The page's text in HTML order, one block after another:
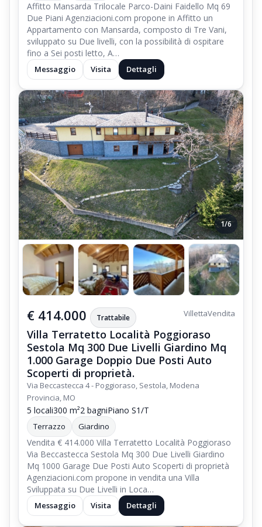
Affitto Mansarda Trilocale Parco-Daini Faidello Mq 69
Due Piani Agenziacioni.com propone in Affitto un
Appartamento con Mansarda, composto di Tre Vani,
sviluppato su Due livelli, con la possibilità di ospitare
fino a Sei posti letto, A…
Messaggio Visita Dettagli
1/6
€ 414.000 Trattabile VillettaVendita
Villa Terratetto Località Poggioraso
Sestola Mq 300 Due Livelli Giardino Mq
1.000 Garage Doppio Due Posti Auto
Scoperti di proprietà.
Via Beccastecca 4 - Poggioraso, Sestola, Modena
Provincia, MO
5 locali300 m²2 bagniPiano S1/T
Terrazzo Giardino
Vendita € 414.000 Villa Terratetto Località Poggioraso
Via Beccastecca Sestola Mq 300 Due Livelli Giardino
Mq 1000 Garage Due Posti Auto Scoperti di proprietà
Agenziacioni.com propone in vendita una Villa
Sviluppata su Due Livelli in Loca…
Messaggio Visita Dettagli